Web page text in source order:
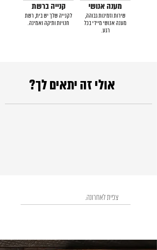
קנייה ברשת
לקנייה שלך יש בית, רשת
חנויות ותיקה ואמינה.
מענה אנושי
שירות וזמינות גבוהה,
מענה אנושי מיידי בכל
רגע.
אולי זה יתאים לך?
צפית לאחרונה.